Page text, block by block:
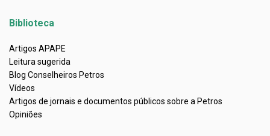
Biblioteca
Artigos APAPE
Leitura sugerida
Blog Conselheiros Petros
Vídeos
Artigos de jornais e documentos públicos sobre a Petros
Opiniões